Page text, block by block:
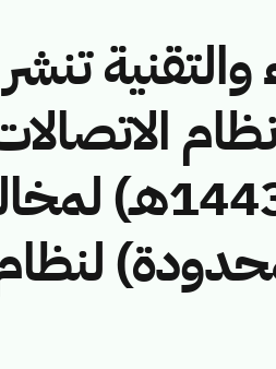
تنشر
رقم (42747640/ق/